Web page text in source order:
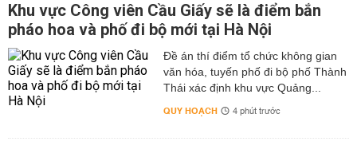
Khu vực Công viên Cầu Giấy sẽ là điểm bắn
pháo hoa và phố đi bộ mới tại Hà Nội
Đề án thí điểm tổ chức không gian
văn hóa, tuyến phố đi bộ phố Thành
Thái xác định khu vực Quảng...
QUY HOẠCH 4 phút trước